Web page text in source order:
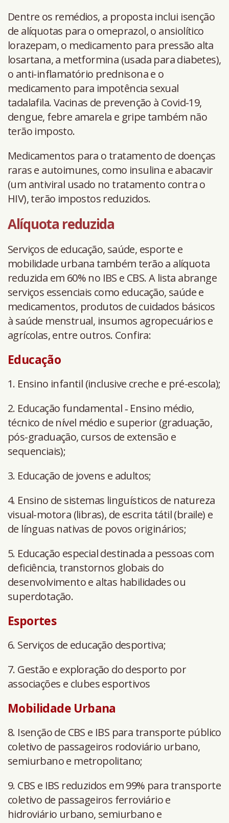
Dentre os remédios, a proposta inclui isenção
de alíquotas para o omeprazol, o ansiolítico
lorazepam, o medicamento para pressão alta
losartana, a metformina (usada para diabetes),
o anti-inflamatório prednisona e o
medicamento para impotência sexual
tadalafila. Vacinas de prevenção à Covid-19,
dengue, febre amarela e gripe também não
terão imposto.
Medicamentos para o tratamento de doenças
raras e autoimunes, como insulina e abacavir
(um antiviral usado no tratamento contra o
HIV), terão impostos reduzidos.
Alíquota reduzida
Serviços de educação, saúde, esporte e
mobilidade urbana também terão a alíquota
reduzida em 60% no IBS e CBS. A lista abrange
serviços essenciais como educação, saúde e
medicamentos, produtos de cuidados básicos
à saúde menstrual, insumos agropecuários e
agrícolas, entre outros. Confira:
Educação
1. Ensino infantil (inclusive creche e pré-escola);
2. Educação fundamental ‐ Ensino médio,
técnico de nível médio e superior (graduação,
pós-graduação, cursos de extensão e
sequenciais);
3. Educação de jovens e adultos;
4. Ensino de sistemas linguísticos de natureza
visual-motora (libras), de escrita tátil (braile) e
de línguas nativas de povos originários;
5. Educação especial destinada a pessoas com
deficiência, transtornos globais do
desenvolvimento e altas habilidades ou
superdotação.
Esportes
6. Serviços de educação desportiva;
7. Gestão e exploração do desporto por
associações e clubes esportivos
Mobilidade Urbana
8. Isenção de CBS e IBS para transporte público
coletivo de passageiros rodoviário urbano,
semiurbano e metropolitano;
9. CBS e IBS reduzidos em 99% para transporte
coletivo de passageiros ferroviário e
hidroviário urbano, semiurbano e